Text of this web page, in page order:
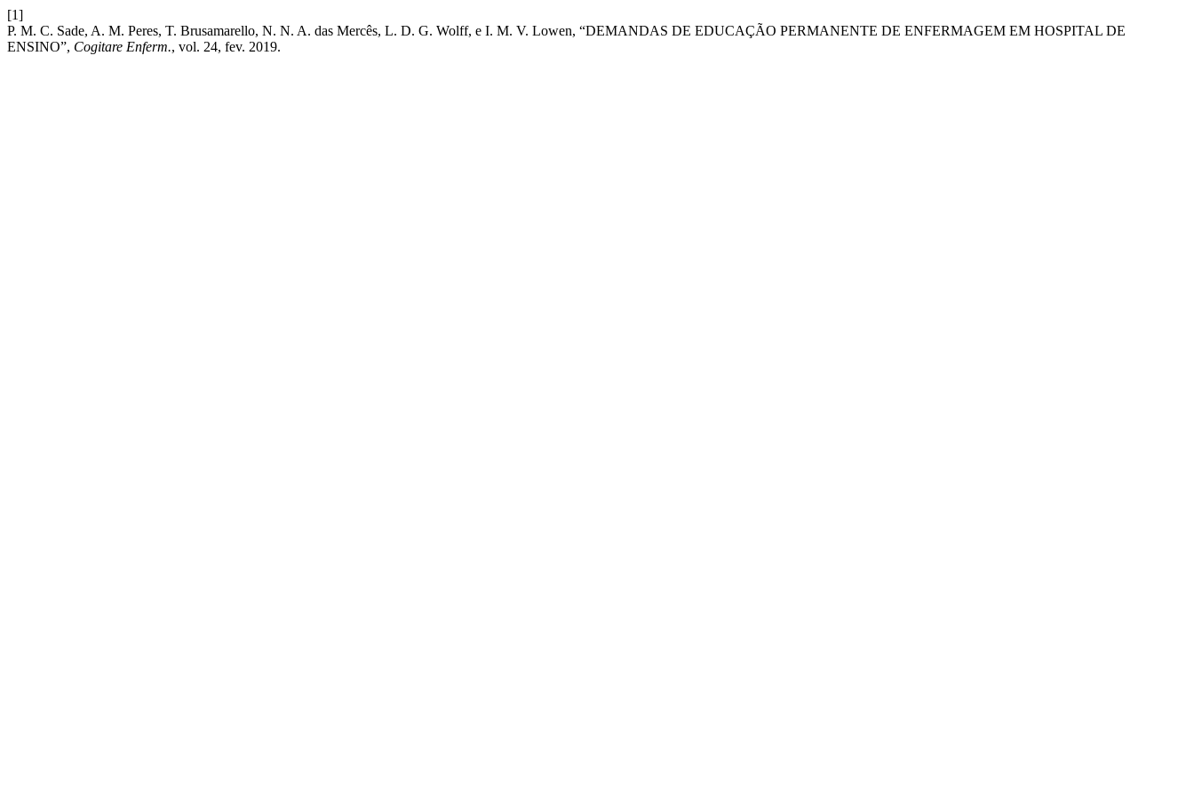
[1]
P. M. C. Sade, A. M. Peres, T. Brusamarello, N. N. A. das Mercês, L. D. G. Wolff, e I. M. V. Lowen, “DEMANDAS DE EDUCAÇÃO PERMANENTE DE ENFERMAGEM EM HOSPITAL DE
ENSINO”, Cogitare Enferm., vol. 24, fev. 2019.